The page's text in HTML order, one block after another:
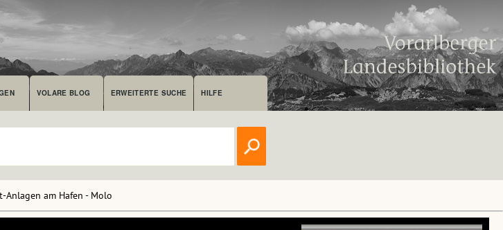
VOLARE BLOG ERWEITERTE SUCHE HILFE
Anlagen am Hafen - Molo